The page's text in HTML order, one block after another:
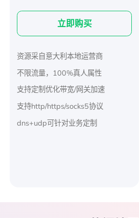
立即购买
资源采自意大利本地运营商
不限流量，100%真人属性
支持定制优化带宽/网关加速
支持http/https/socks5协议
dns+udp可针对业务定制